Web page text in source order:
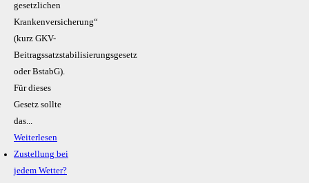
gesetzlichen
Krankenversicherung“
(kurz GKV-
Beitragssatzstabilisierungsgesetz
oder BstabG).
Für dieses
Gesetz sollte
das...
Weiterlesen
Zustellung bei
jedem Wetter?